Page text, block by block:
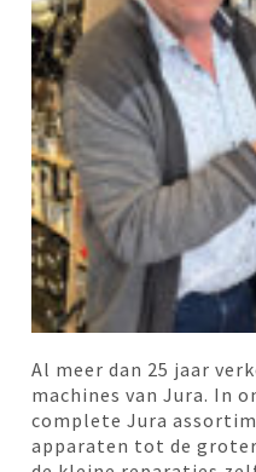
Al meer dan 25 jaar
machines van Jura. In
complete Jura
apparaten tot de